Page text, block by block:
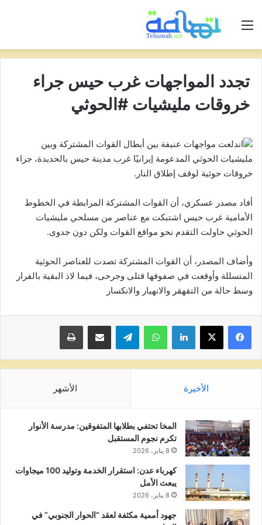
القائمة
تجدد المواجهات غرب حيس جراء
خروقات مليشيات #الحوثي
اندلعت مواجهات عنيفة بين أبطال القوات المشتركة وبين
مليشيات الحوثي المدعومة إيرانيًا غرب مدينة حيس بالحديدة، جراء
خروقات حوثية لوقف إطلاق النار.
أفاد مصدر عسكري، أن القوات المشتركة المرابطة في الخطوط
الأمامية غرب حيس اشتبكت مع عناصر من مسلحي مليشيات
الحوثي حاولت التقدم نحو مواقع القوات ولكن دون جدوى.
وأضاف المصدر، أن القوات المشتركة تصدت للعناصر الحوثية
المتسللة وأوقعت في صفوفها قتلى وجرحى، فيما لاذ البقية بالفرار
وسط حالة من التقهقر والانهيار والانكسار
لينكدإن واتساب تيلقرام مشاركة عبر البريد طباعة
الأخيرة الأشهر
المخا تحتفي بطلابها المتفوقين: مدرسة الأنوار
تكرم نجوم المستقبل
8 يناير، 2026
كهرباء عدن: استقرار الخدمة وتوليد 100 ميجاوات
يبعث الأمل
8 يناير، 2026
جهود أممية مكثفة لعقد “الحوار الجنوبي” في